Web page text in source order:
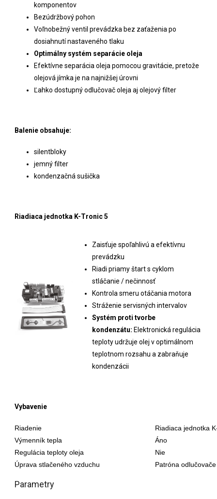
komponentov
Bezúdržbový pohon
Voľnobežný ventil prevádzka bez zaťaženia po
dosiahnutí nastaveného tlaku
Optimálny systém separácie oleja
Efektívne separácia oleja pomocou gravitácie, pretože
olejová jímka je na najnižšej úrovni
Ľahko dostupný odlučovač oleja aj olejový filter
Balenie obsahuje:
silentbloky
jemný filter
kondenzačná sušička
Riadiaca jednotka K-Tronic 5
Zaisťuje spoľahlivú a efektívnu
prevádzku
Riadi priamy štart s cyklom
stláčanie / nečinnosť
Kontrola smeru otáčania motora
Stráženie servisných intervalov
Systém proti tvorbe
kondenzátu: Elektronická regulácia
teploty udržuje olej v optimálnom
teplotnom rozsahu a zabraňuje
kondenzácii
Vybavenie
Riadenie
Riadiaca jednotka
Výmenník tepla
Áno
Regulácia teploty oleja
Nie
Úprava stlačeného vzduchu
Patróna
Parametry